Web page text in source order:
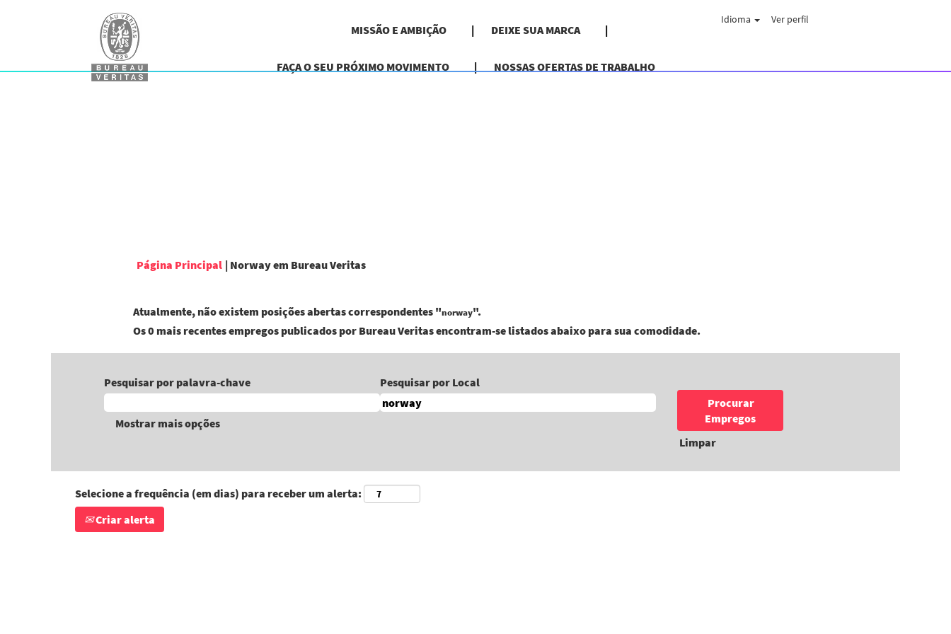
MISSÃO E AMBIÇÃO DEIXE SUA MARCA
FAÇA O SEU PRÓXIMO MOVIMENTO NOSSAS OFERTAS DE TRABALHO
Idioma Ver perfil
Página Principal | Norway em Bureau Veritas(página
Atualmente, não existem posições abertas correspondentes "norway".
Os 0 mais recentes empregos publicados por Bureau Veritas encontram-se listados abaixo para sua comodidade.
Pesquisar por palavra-chave Pesquisar por Local
Mostrar mais opções
Limpar
Selecione a frequência (em dias) para receber um alerta:
Criar alerta